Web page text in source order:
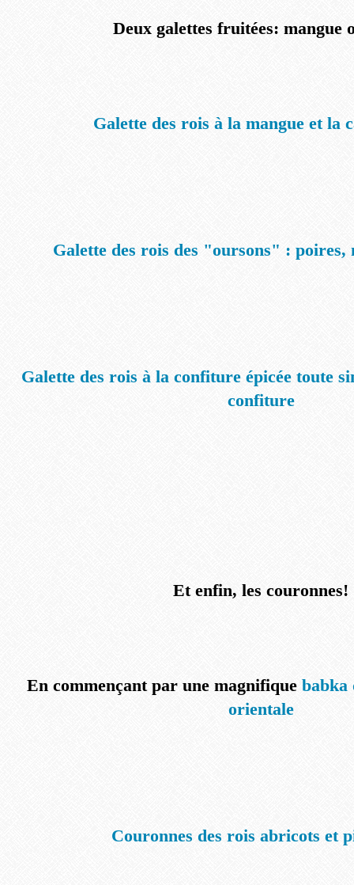
Deux galettes fruitées: mangue
Galette des rois à la mangue et la
Galette des rois des "oursons" : poires,
Galette des rois à la confiture épicée toute
confiture
Et enfin, les couronnes!
En commençant par une magnifiquebabka
orientale
Couronnes des rois abricots et